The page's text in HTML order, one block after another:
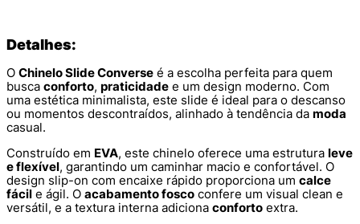
Detalhes:
O Chinelo Slide Converse é a escolha perfeita para quem
busca conforto, praticidade e um design moderno. Com
uma estética minimalista, este slide é ideal para o descanso
ou momentos descontraídos, alinhado à tendência da moda
casual.
Construído em EVA, este chinelo oferece uma estrutura leve
e flexível, garantindo um caminhar macio e confortável. O
design slip-on com encaixe rápido proporciona um calce
fácil e ágil. O acabamento fosco confere um visual clean e
versátil, e a textura interna adiciona conforto extra.